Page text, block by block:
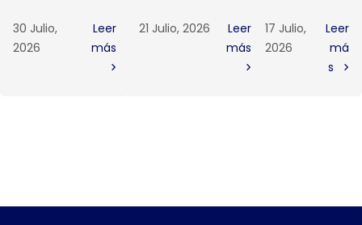
30 Julio,
2026
Leer
más
21 Julio, 2026
Leer
más
17 Julio,
2026
Leer
má
s